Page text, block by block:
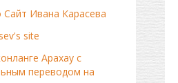
Сайт Ивана Карасева
site
Арахау с
переводом на